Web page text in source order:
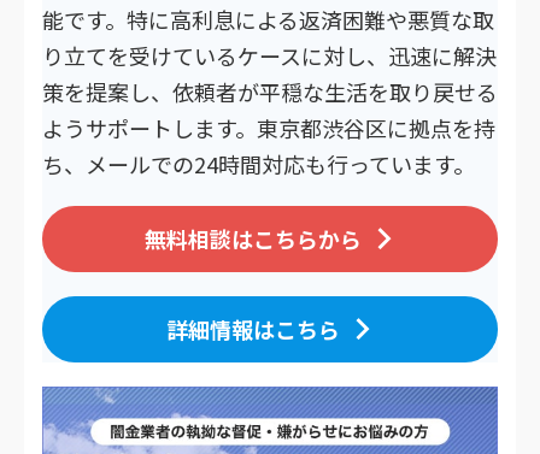
能です。特に高利息による返済困難や悪質な取
り立てを受けているケースに対し、迅速に解決
策を提案し、依頼者が平穏な生活を取り戻せる
ようサポートします。東京都渋谷区に拠点を持
ち、メールでの24時間対応も行っています。
無料相談はこちらから
詳細情報はこちら